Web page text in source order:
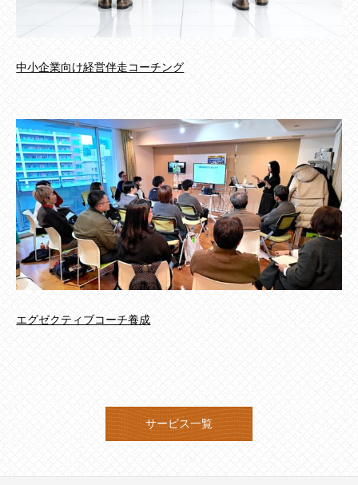
中小企業向け経営伴走コーチング
エグゼクティブコーチ養成
サービス一覧